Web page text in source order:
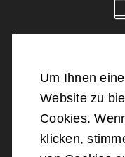
2026
Um Ihnen
Website zu
Cookies.
klicken,